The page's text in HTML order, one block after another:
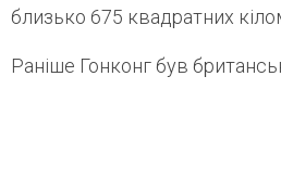
близько 675 квадратних
Раніше Гонконг був